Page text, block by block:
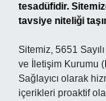
tesadüfidir.
tavsiye niteliği
Sitemiz, 5651
ve İletişim Kurumu
Sağlayıcı olarak
içerikleri proaktif